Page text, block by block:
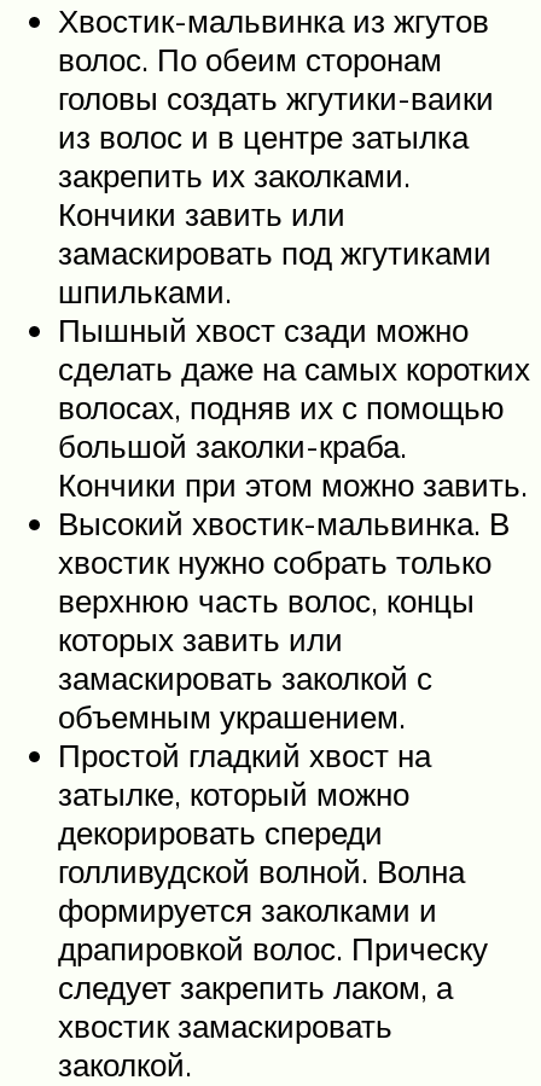
Хвостик-мальвинка из жгутов
волос. По обеим сторонам
головы создать жгутики-ваики
из волос и в центре затылка
закрепить их заколками.
Кончики завить или
замаскировать под жгутиками
шпильками.
Пышный хвост сзади можно
сделать даже на самых коротких
волосах, подняв их с помощью
большой заколки-краба.
Кончики при этом можно завить.
Высокий хвостик-мальвинка. В
хвостик нужно собрать только
верхнюю часть волос, концы
которых завить или
замаскировать заколкой с
объемным украшением.
Простой гладкий хвост на
затылке, который можно
декорировать спереди
голливудской волной. Волна
формируется заколками и
драпировкой волос. Прическу
следует закрепить лаком, а
хвостик замаскировать
заколкой.